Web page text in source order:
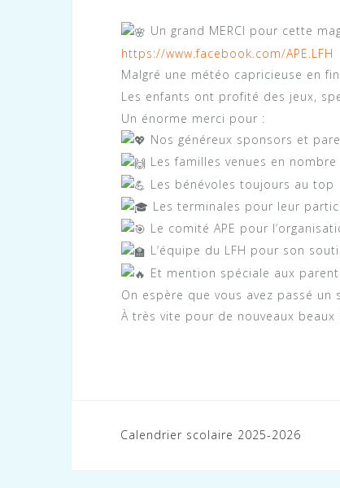
Un grand MERCI pour cette
https://www.facebook.com/APE.LFH
Malgré une météo capricieuse en
Les enfants ont profité des jeux,
Un énorme merci pour :
Nos généreux sponsors et
Les familles venues en nombre
Les bénévoles toujours au top
Les terminales pour leur
Le comité APE pour
L’équipe du LFH pour son
Et mention spéciale aux
On espère que vous avez passé
À très vite pour de nouveaux beaux
Navigation
Calendrier scolaire 2025-2026